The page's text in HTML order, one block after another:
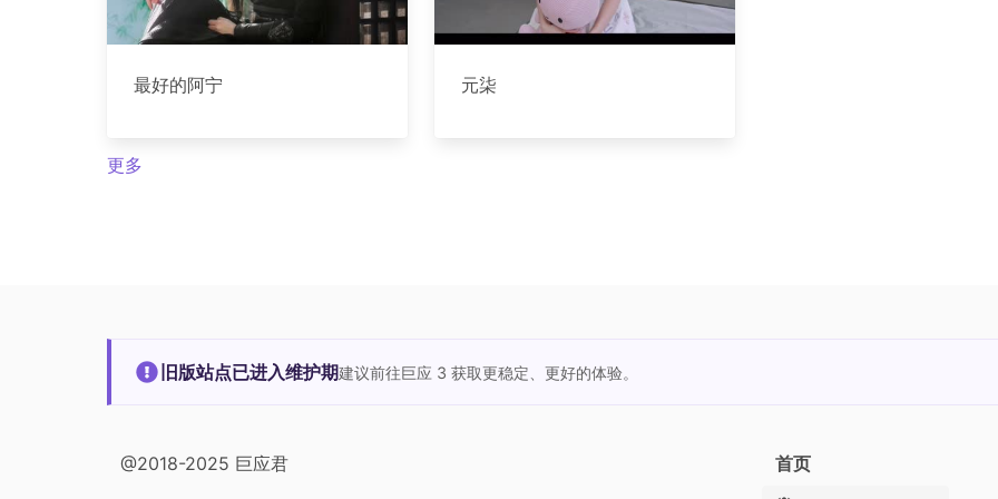
最好的阿宁 元柒
更多
旧版站点已进入维护期建议前往巨应 3 获取更稳定、更好的体验。
@2018-2025 巨应君
首页